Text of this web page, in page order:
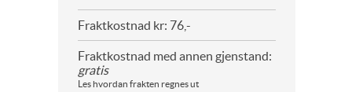
Fraktkostnad kr: 76,-
Fraktkostnad med annen gjenstand:
gratis
Les hvordan frakten regnes ut